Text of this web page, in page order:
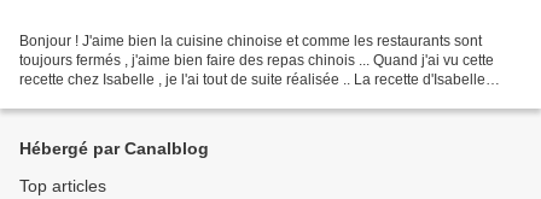
Bonjour ! J'aime bien la cuisine chinoise et comme les restaurants sont
toujours fermés , j'aime bien faire des repas chinois ... Quand j'ai vu cette
recette chez Isabelle , je l'ai tout de suite réalisée .. La recette d'Isabelle
Hébergé par Canalblog
Top articles